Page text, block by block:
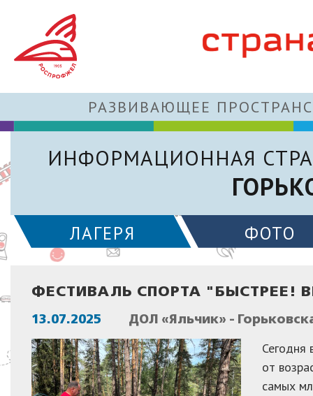
РАЗВИВАЮЩЕЕ
ИНФОРМАЦИОННАЯ
ЛАГЕРЯ ФОТО
ФЕСТИВАЛЬ СПОРТА "БЫСТРЕЕ!
13.07.2025 ДОЛ «Яльчик» -
Сегодня
от
самых